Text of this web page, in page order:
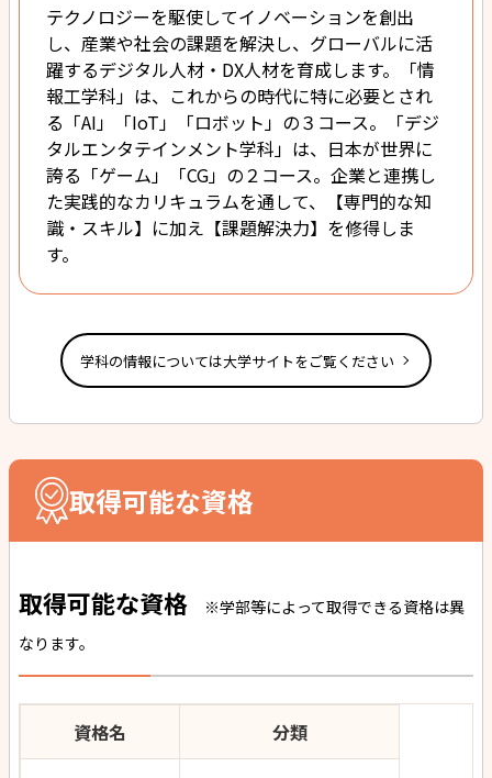
テクノロジーを駆使してイノベーションを創出
し、産業や社会の課題を解決し、グローバルに活
躍するデジタル人材・DX人材を育成します。「情
報工学科」は、これからの時代に特に必要とされ
る「AI」「IoT」「ロボット」の３コース。「デジ
タルエンタテインメント学科」は、日本が世界に
誇る「ゲーム」「CG」の２コース。企業と連携し
た実践的なカリキュラムを通して、【専門的な知
識・スキル】に加え【課題解決力】を修得しま
す。
学科の情報については大学サイトをご覧ください
取得可能な資格
取得可能な資格
※学部等によって取得できる資格は異
なります。
資格名 分類